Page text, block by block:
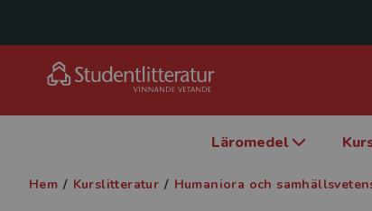
Läromedel
Hem / Kurslitteratur / Humaniora och